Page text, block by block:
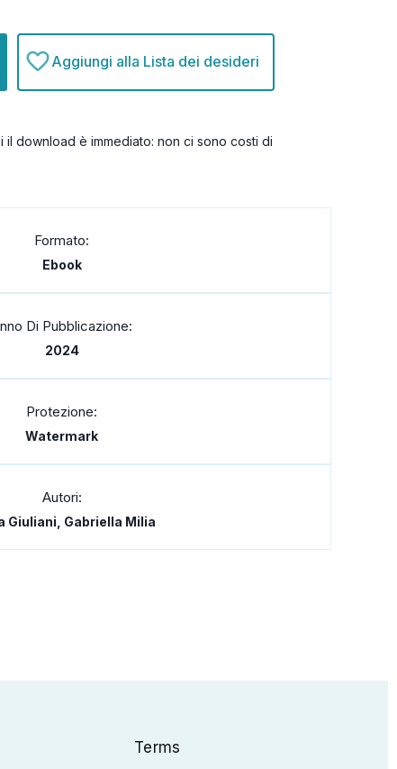
Aggiungi alla Lista dei desideri
download è immediato: non ci sono costi di
Formato:
Ebook
Di Pubblicazione:
2024
Protezione:
Watermark
Autori:
Giuliani, Gabriella Milia
Terms